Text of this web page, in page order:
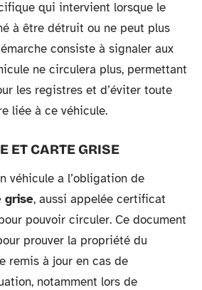
qui intervient lorsque le
à être détruit ou ne peut plus
consiste à signaler aux
ne circulera plus, permettant
les registres et d’éviter toute
liée à ce véhicule.
ET CARTE GRISE
véhicule a l’obligation de
grise, aussi appelée certificat
pouvoir circuler. Ce document
prouver la propriété du
remis à jour en cas de
notamment lors de